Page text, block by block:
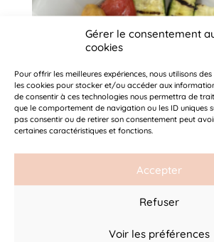
Gérer le consentement
cookies
Pour offrir les meilleures expériences, nous utilisons
les cookies pour stocker et/ou accéder aux
de consentir à ces technologies nous permettra de
que le comportement de navigation ou les ID uniques
pas consentir ou de retirer son consentement peut
certaines caractéristiques et fonctions.
Accepter
Refuser
Voir les préférences
Verdure alla Griglia